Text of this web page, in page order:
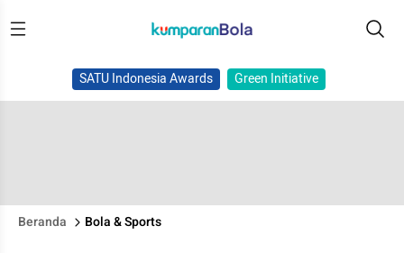
SATU Indonesia Awards Green Initiative
Beranda Bola & Sports